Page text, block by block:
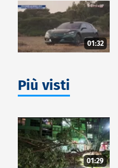
01:32
Più visti
01:29